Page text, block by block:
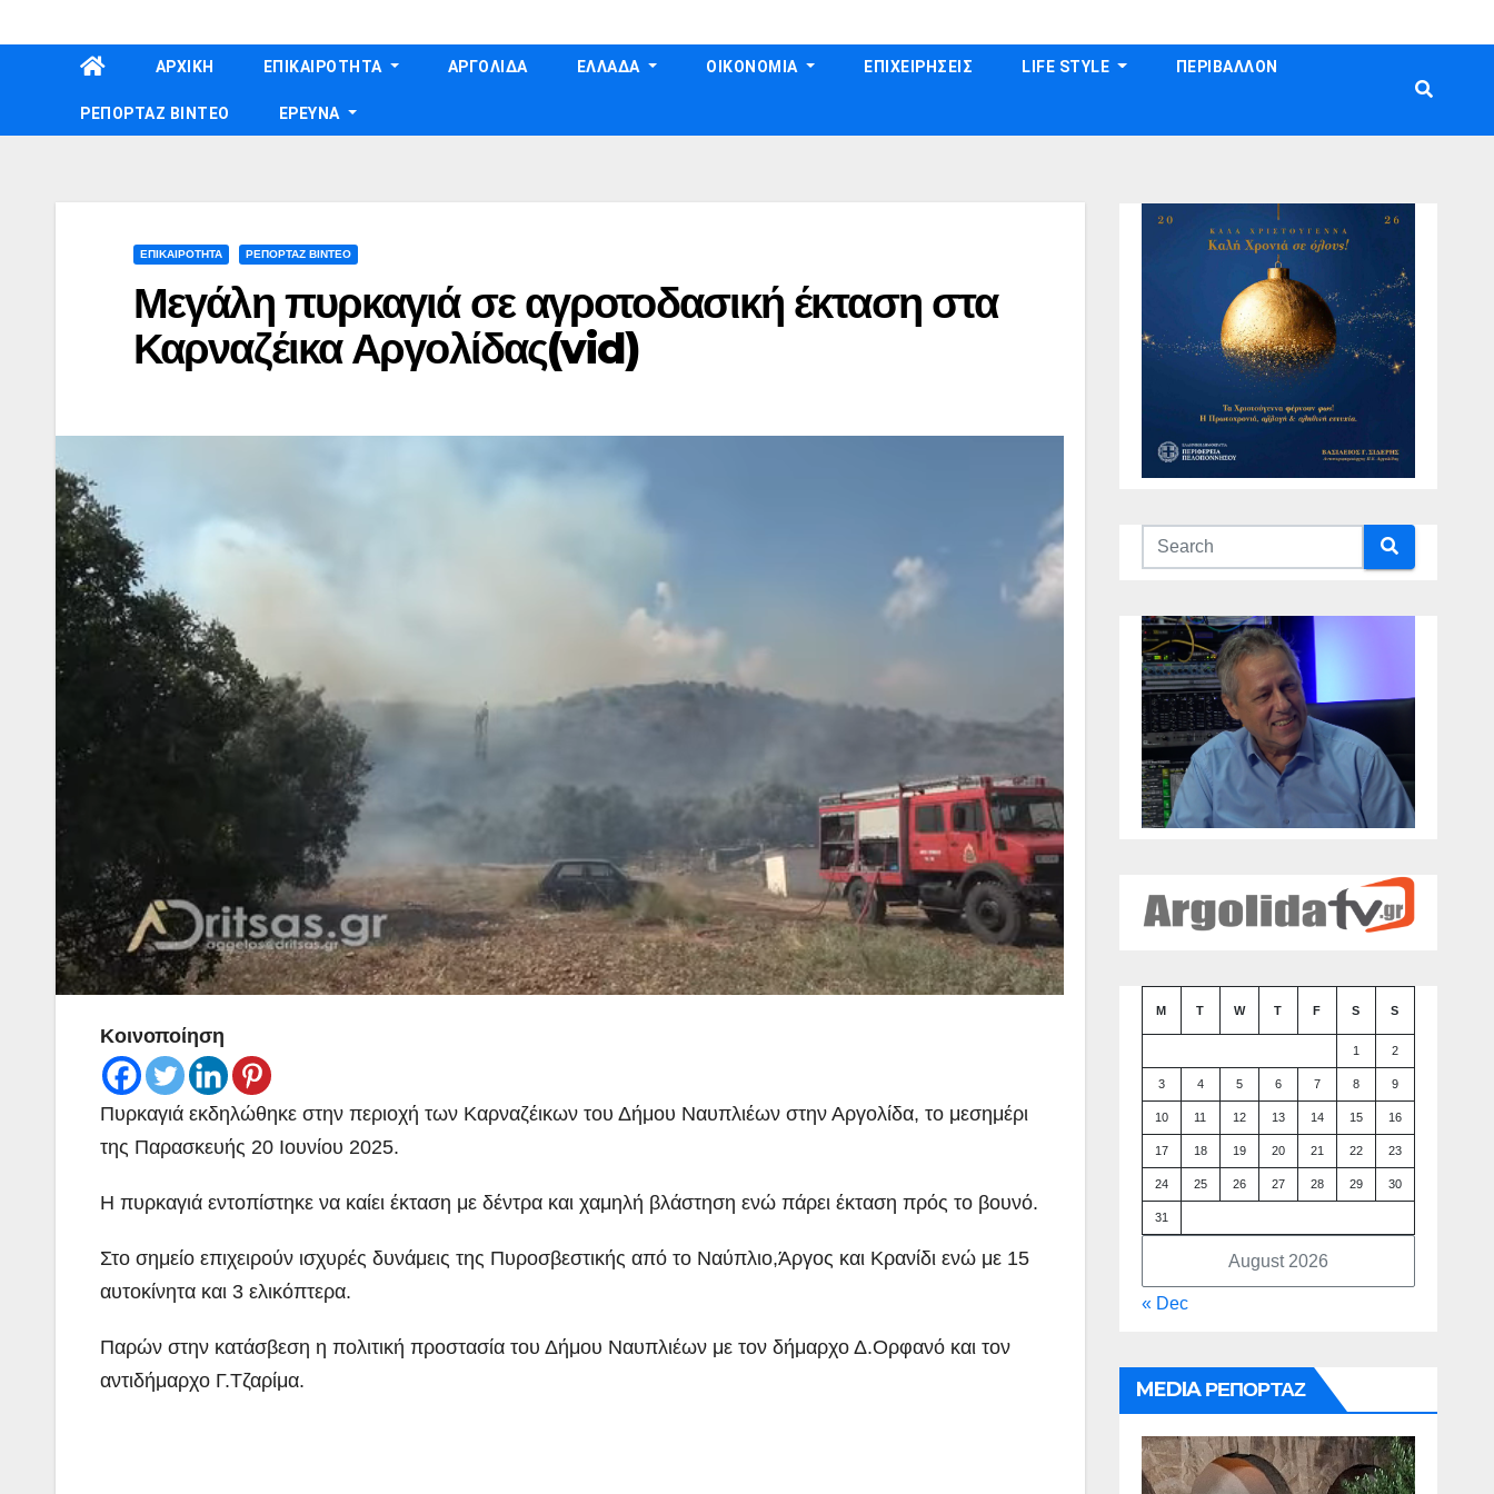
to
ΑΡΧΙΚΗ ΕΠΙΚΑΙΡΟΤΗΤΑ ΑΡΓΟΛΙΔΑ ΕΛΛΑΔΑ ΟΙΚΟΝΟΜΙΑ ΕΠΙΧΕΙΡΗΣΕΙΣ LIFE STYLE ΠΕΡΙΒΑΛΛΟΝ
ΡΕΠΟΡΤΑΖ ΒΙΝΤΕΟ ΕΡΕΥΝΑ
ΕΠΙΚΑΙΡΟΤΗΤΑ ΡΕΠΟΡΤΑΖ ΒΙΝΤΕΟ
Μεγάλη πυρκαγιά σε αγροτοδασική έκταση στα
Καρναζέικα Αργολίδας(vid)
Κοινοποίηση
Πυρκαγιά εκδηλώθηκε στην περιοχή των Καρναζέικων του Δήμου Ναυπλιέων στην Αργολίδα, το μεσημέρι
της Παρασκευής 20 Ιουνίου 2025.
Η πυρκαγιά εντοπίστηκε να καίει έκταση με δέντρα και χαμηλή βλάστηση ενώ πάρει έκταση πρός το βουνό.
Στο σημείο επιχειρούν ισχυρές δυνάμεις της Πυροσβεστικής από το Ναύπλιο,Άργος και Κρανίδι ενώ με 15
αυτοκίνητα και 3 ελικόπτερα.
Παρών στην κατάσβεση η πολιτική προστασία του Δήμου Ναυπλιέων με τον δήμαρχο Δ.Ορφανό και τον
αντιδήμαρχο Γ.Τζαρίμα.
August 2026
M T W T F S S
1 2
3 4 5 6 7 8 9
10 11 12 13 14 15 16
17 18 19 20 21 22 23
24 25 26 27 28 29 30
31
« Dec
MEDIA ΡΕΠΟΡΤΑΖ